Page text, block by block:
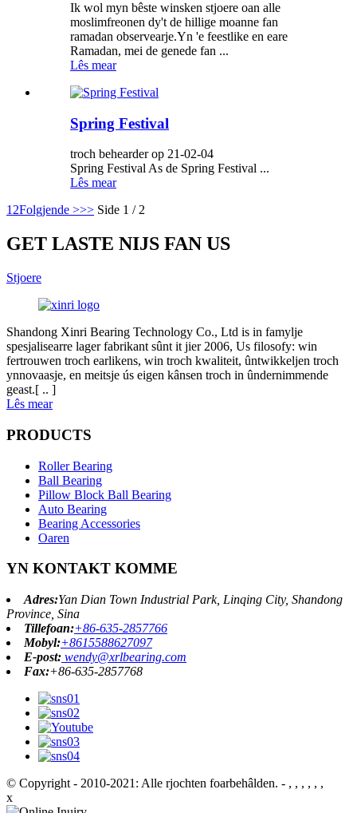
Ik wol myn bêste winsken stjoere oan alle
moslimfreonen dy't de hillige moanne fan
ramadan observearje.Yn 'e feestlike en eare
Ramadan, mei de genede fan ...
Lês mear
Spring Festival
troch behearder op 21-02-04
Spring Festival As de Spring Festival ...
Lês mear
12Folgjende >>> Side 1 / 2
GET LASTE NIJS FAN US
Stjoere
Shandong Xinri Bearing Technology Co., Ltd is in famylje
spesjalisearre lager fabrikant sûnt it jier 2006, Us filosofy: win
fertrouwen troch earlikens, win troch kwaliteit, ûntwikkeljen troch
ynnovaasje, en meitsje ús eigen kânsen troch in ûndernimmende
geast.[ .. ]
Lês mear
PRODUCTS
Roller Bearing
Ball Bearing
Pillow Block Ball Bearing
Auto Bearing
Bearing Accessories
Oaren
YN KONTAKT KOMME
Adres:Yan Dian Town Industrial Park, Linqing City, Shandong
Province, Sina
Tillefoan:+86-635-2857766
Mobyl:+8615588627097
E-post: wendy@xrlbearing.com
Fax:+86-635-2857768
© Copyright - 2010-2021: Alle rjochten foarbehâlden. - , , , , , ,
x